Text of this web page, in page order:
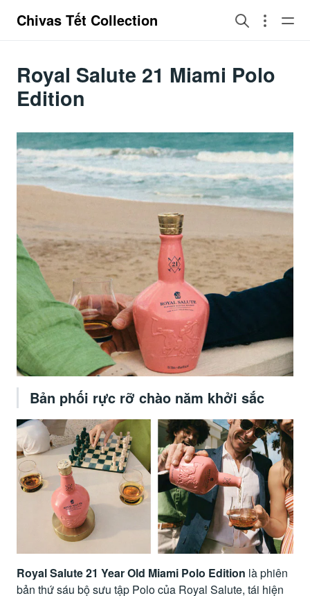
Chivas Tết Collection
Royal Salute 21 Miami Polo
Edition
Bản phối rực rỡ chào năm khởi sắc
Royal Salute 21 Year Old Miami Polo Edition là phiên
bản thứ sáu bộ sưu tập Polo của Royal Salute, tái hiện